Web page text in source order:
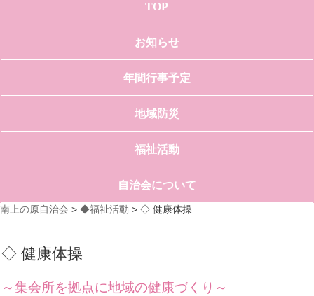
TOP
お知らせ
年間行事予定
地域防災
福祉活動
自治会について
南上の原自治会 > ◆福祉活動 > ◇ 健康体操
◇ 健康体操
～集会所を拠点に地域の健康づくり～